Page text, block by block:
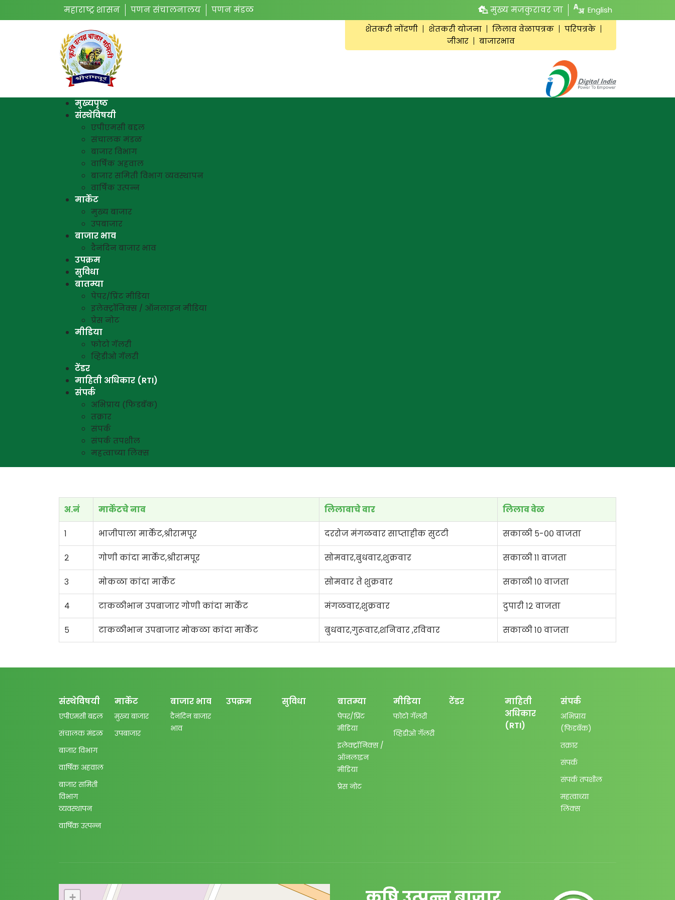
महाराष्ट्र शासन पणन संचालनालय पणन मंडळ English
मुख्य मजकुरावर जा
शेतकरी नोंदणी शेतकरी योजना लिलाव वेळापत्रक
परिपत्रके
जीआर
बाजारभाव
मुख्यपृष्ठ
संस्थेविषयी
एपीएमसी बद्दल
संचालक मंडळ
बाजार विभाग
वार्षिक अहवाल
बाजार समिती विभाग व्यवस्थापन
वार्षिक उत्पन्न
मार्केट
मुख्य बाजार
उपबाजार
बाजार भाव
दैनंदिन बाजार भाव
उपक्रम
सुविधा
बातम्या
पेपर/प्रिंट मीडिया
इलेक्ट्रॉनिक्स / ऑनलाइन मीडिया
प्रेस नोट
मीडिया
फोटो गॅलरी
व्हिडीओ गॅलरी
टेंडर
माहिती अधिकार (RTI)
संपर्क
अभिप्राय (फिडबॅक)
तक्रार
संपर्क
संपर्क तपशील
महत्वाच्या लिंक्स
अ.नं मार्केटचे नाव लिलावाचे वार लिलाव वेळ
१ भाजीपाला मार्केट,श्रीरामपूर दररोज मंगळवार साप्ताहीक सुटटी सकाळी ५-०० वाजता
२ गोणी कांदा मार्केट,श्रीरामपूर सोमवार,बुधवार,शुक्रवार सकाळी ११ वाजता
३ मोकळा कांदा मार्केट सोमवार ते शुक्रवार सकाळी १० वाजता
४ टाकळीभान उपबाजार गोणी कांदा मार्केट मंगळवार,शुक्रवार दुपारी १२ वाजता
५ टाकळीभान उपबाजार मोकळा कांदा मार्केट बुधवार,गुरूवार,शनिवार ,रविवार सकाळी १० वाजता
संस्थेविषयी
एपीएमसी बद्दल
संचालक मंडळ
बाजार विभाग
वार्षिक अहवाल
बाजार समिती
विभाग
व्यवस्थापन
वार्षिक उत्पन्न
मार्केट
मुख्य बाजार
उपबाजार
बाजार भाव
दैनंदिन बाजार
भाव
उपक्रम सुविधा बातम्या
पेपर/प्रिंट
मीडिया
इलेक्ट्रॉनिक्स /
ऑनलाइन
मीडिया
प्रेस नोट
मीडिया
फोटो गॅलरी
व्हिडीओ गॅलरी
टेंडर
माहिती
अधिकार
(RTI)
संपर्क
अभिप्राय
(फिडबॅक)
तक्रार
संपर्क
संपर्क तपशील
महत्वाच्या
लिंक्स
+